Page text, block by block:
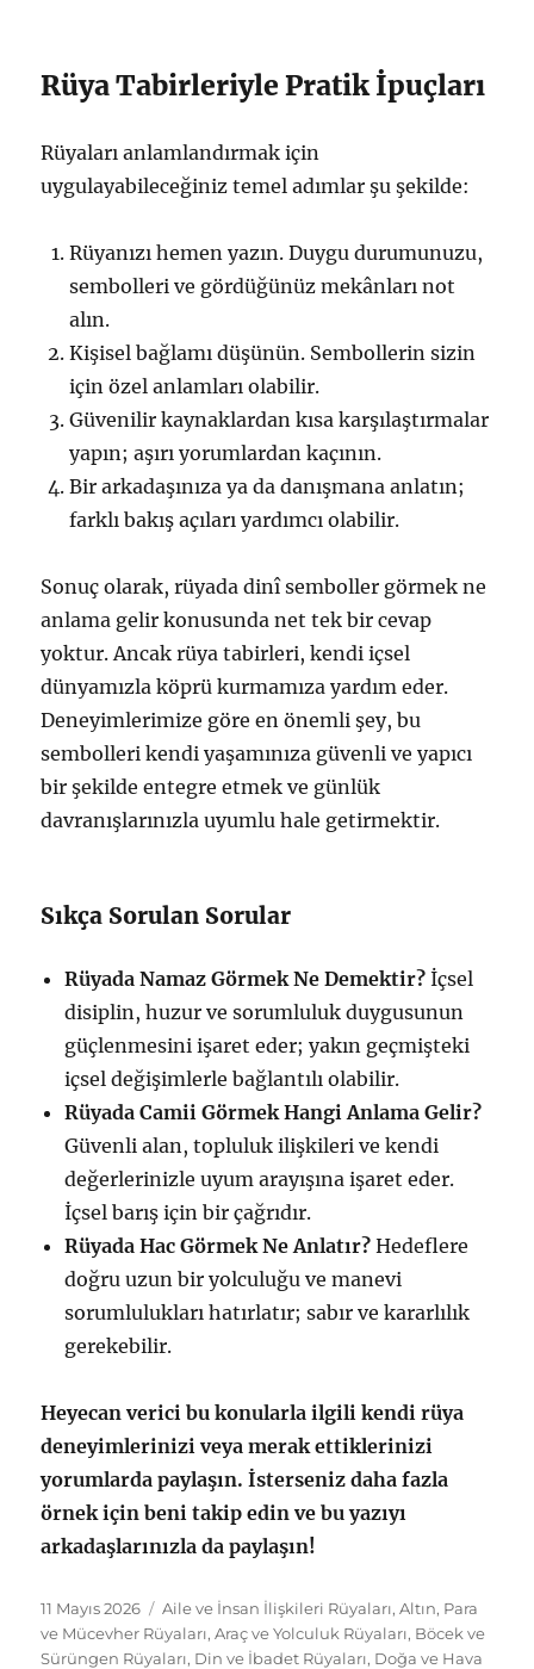
Rüya Tabirleriyle Pratik İpuçları
Rüyaları anlamlandırmak için
uygulayabileceğiniz temel adımlar şu şekilde:
Rüyanızı hemen yazın. Duygu durumunuzu,
sembolleri ve gördüğünüz mekânları not
alın.
Kişisel bağlamı düşünün. Sembollerin sizin
için özel anlamları olabilir.
Güvenilir kaynaklardan kısa karşılaştırmalar
yapın; aşırı yorumlardan kaçının.
Bir arkadaşınıza ya da danışmana anlatın;
farklı bakış açıları yardımcı olabilir.
Sonuç olarak, rüyada dinî semboller görmek ne
anlama gelir konusunda net tek bir cevap
yoktur. Ancak rüya tabirleri, kendi içsel
dünyamızla köprü kurmamıza yardım eder.
Deneyimlerimize göre en önemli şey, bu
sembolleri kendi yaşamınıza güvenli ve yapıcı
bir şekilde entegre etmek ve günlük
davranışlarınızla uyumlu hale getirmektir.
Sıkça Sorulan Sorular
Rüyada Namaz Görmek Ne Demektir? İçsel
disiplin, huzur ve sorumluluk duygusunun
güçlenmesini işaret eder; yakın geçmişteki
içsel değişimlerle bağlantılı olabilir.
Rüyada Camii Görmek Hangi Anlama Gelir?
Güvenli alan, topluluk ilişkileri ve kendi
değerlerinizle uyum arayışına işaret eder.
İçsel barış için bir çağrıdır.
Rüyada Hac Görmek Ne Anlatır? Hedeflere
doğru uzun bir yolculuğu ve manevi
sorumlulukları hatırlatır; sabır ve kararlılık
gerekebilir.
Heyecan verici bu konularla ilgili kendi rüya
deneyimlerinizi veya merak ettiklerinizi
yorumlarda paylaşın. İsterseniz daha fazla
örnek için beni takip edin ve bu yazıyı
arkadaşlarınızla da paylaşın!
Yayın
tarihi
11 Mayıs 2026 Kategoriler
Aile ve İnsan İlişkileri Rüyaları,Altın, Para
ve Mücevher Rüyaları,Araç ve Yolculuk Rüyaları, Böcek ve
Sürüngen Rüyaları, Din ve İbadet Rüyaları, Doğa ve Hava